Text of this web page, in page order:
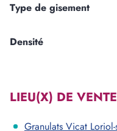
Type de gisement
Densité
LIEU(X) DE VENTE
Granulats Vicat Loriol-